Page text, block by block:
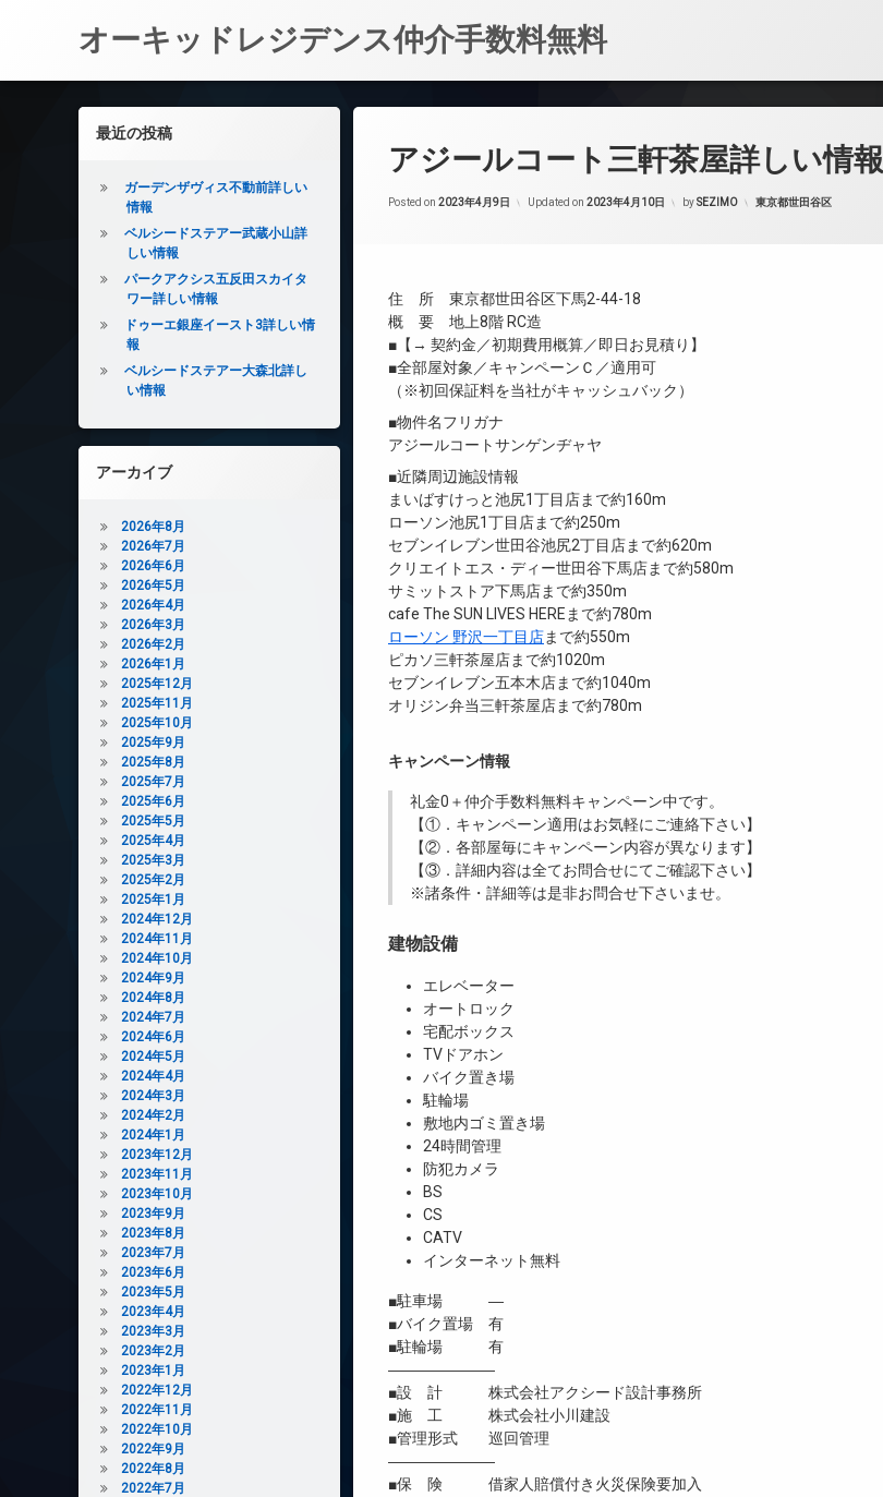
オーキッドレジデンス仲介手数料無料
アジールコート三軒茶屋詳しい情報
Posted on 2023年4月9日 Updated on 2023年4月10日 bySEZIMO カテゴリー:
東京都世田谷区
住 所 東京都世田谷区下馬2-44-18
概 要 地上8階 RC造
■【→ 契約金／初期費用概算／即日お見積り】
■全部屋対象／キャンペーンＣ／適用可
（※初回保証料を当社がキャッシュバック）
■物件名フリガナ
アジールコートサンゲンヂャヤ
■近隣周辺施設情報
まいばすけっと池尻1丁目店まで約160m
ローソン池尻1丁目店まで約250m
セブンイレブン世田谷池尻2丁目店まで約620m
クリエイトエス・ディー世田谷下馬店まで約580m
サミットストア下馬店まで約350m
cafe The SUN LIVES HEREまで約780m
ローソン 野沢一丁目店まで約550m
ピカソ三軒茶屋店まで約1020m
セブンイレブン五本木店まで約1040m
オリジン弁当三軒茶屋店まで約780m
キャンペーン情報
礼金0 ＋仲介手数料無料キャンペーン中です。
【①．キャンペーン適用はお気軽にご連絡下さい】
【②．各部屋毎にキャンペーン内容が異なります】
【③．詳細内容は全てお問合せにてご確認下さい】
※諸条件・詳細等は是非お問合せ下さいませ。
建物設備
エレベーター
オートロック
宅配ボックス
TVドアホン
バイク置き場
駐輪場
敷地内ゴミ置き場
24時間管理
防犯カメラ
BS
CS
CATV
インターネット無料
■駐車場 ―
■バイク置場 有
■駐輪場 有
―――――――
■設 計 株式会社アクシード設計事務所
■施 工 株式会社小川建設
■管理形式 巡回管理
―――――――
■保 険 借家人賠償付き火災保険要加入
左サイドバー
最近の投稿
ガーデンザヴィス不動前詳しい
情報
ベルシードステアー武蔵小山詳
しい情報
パークアクシス五反田スカイタ
ワー詳しい情報
ドゥーエ銀座イースト3詳しい情
報
ベルシードステアー大森北詳し
い情報
アーカイブ
2026年8月
2026年7月
2026年6月
2026年5月
2026年4月
2026年3月
2026年2月
2026年1月
2025年12月
2025年11月
2025年10月
2025年9月
2025年8月
2025年7月
2025年6月
2025年5月
2025年4月
2025年3月
2025年2月
2025年1月
2024年12月
2024年11月
2024年10月
2024年9月
2024年8月
2024年7月
2024年6月
2024年5月
2024年4月
2024年3月
2024年2月
2024年1月
2023年12月
2023年11月
2023年10月
2023年9月
2023年8月
2023年7月
2023年6月
2023年5月
2023年4月
2023年3月
2023年2月
2023年1月
2022年12月
2022年11月
2022年10月
2022年9月
2022年8月
2022年7月